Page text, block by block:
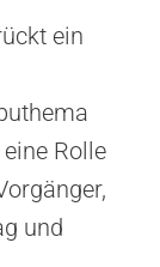
ein
Rolle
und